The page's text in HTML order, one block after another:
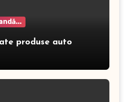
produse auto